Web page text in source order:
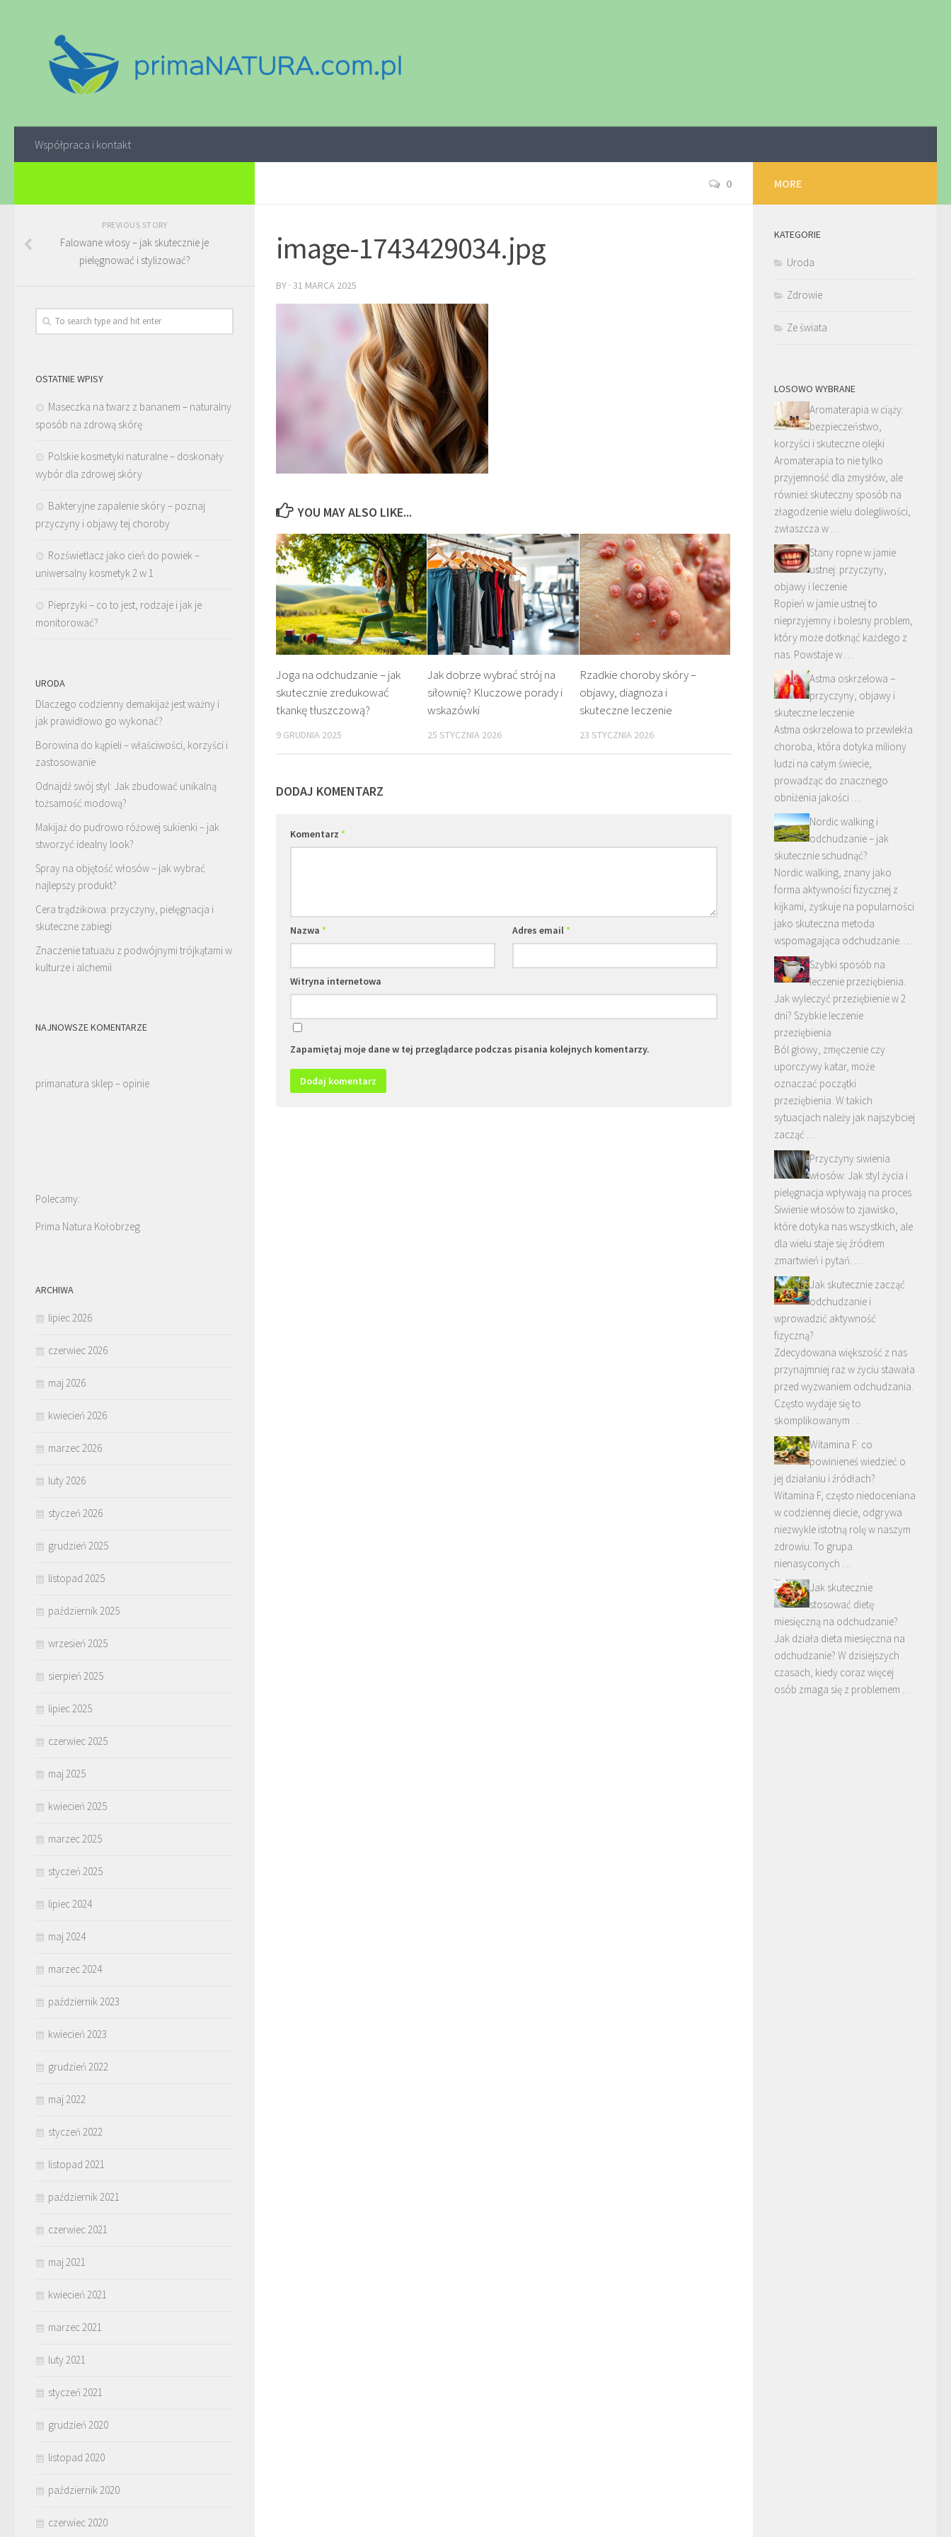
Współpraca i kontakt
0
image-1743429034.jpg
BY · 31 MARCA 2025
YOU MAY ALSO LIKE...
Joga na odchudzanie – jak
skutecznie zredukować
tkankę tłuszczową?
9 GRUDNIA 2025
Jak dobrze wybrać strój na
siłownię? Kluczowe porady i
wskazówki
25 STYCZNIA 2026
Rzadkie choroby skóry –
objawy, diagnoza i
skuteczne leczenie
23 STYCZNIA 2026
DODAJ KOMENTARZ
Komentarz *
Nazwa * Adres email*
Witryna internetowa
Zapamiętaj moje dane w tej przeglądarce podczas pisania kolejnych komentarzy.
PREVIOUS STORY
Falowane włosy – jak skutecznie je
pielęgnować i stylizować?
OSTATNIE WPISY
Maseczka na twarz z bananem – naturalny
sposób na zdrową skórę
Polskie kosmetyki naturalne – doskonały
wybór dla zdrowej skóry
Bakteryjne zapalenie skóry – poznaj
przyczyny i objawy tej choroby
Rozświetlacz jako cień do powiek –
uniwersalny kosmetyk 2 w 1
Pieprzyki – co to jest, rodzaje i jak je
monitorować?
URODA
Dlaczego codzienny demakijaż jest ważny i
jak prawidłowo go wykonać?
Borowina do kąpieli – właściwości, korzyści i
zastosowanie
Odnajdź swój styl: Jak zbudować unikalną
tożsamość modową?
Makijaż do pudrowo różowej sukienki – jak
stworzyć idealny look?
Spray na objętość włosów – jak wybrać
najlepszy produkt?
Cera trądzikowa: przyczyny, pielęgnacja i
skuteczne zabiegi
Znaczenie tatuażu z podwójnymi trójkątami w
kulturze i alchemii
NAJNOWSZE KOMENTARZE
primanatura sklep – opinie
Polecamy:
Prima Natura Kołobrzeg
ARCHIWA
lipiec 2026
czerwiec 2026
maj 2026
kwiecień 2026
marzec 2026
luty 2026
styczeń 2026
grudzień 2025
listopad 2025
październik 2025
wrzesień 2025
sierpień 2025
lipiec 2025
czerwiec 2025
maj 2025
kwiecień 2025
marzec 2025
styczeń 2025
lipiec 2024
maj 2024
marzec 2024
październik 2023
kwiecień 2023
grudzień 2022
maj 2022
styczeń 2022
listopad 2021
październik 2021
czerwiec 2021
maj 2021
kwiecień 2021
marzec 2021
luty 2021
styczeń 2021
grudzień 2020
listopad 2020
październik 2020
czerwiec 2020
MORE
KATEGORIE
Uroda
Zdrowie
Ze świata
LOSOWO WYBRANE
Aromaterapia w ciąży:
bezpieczeństwo,
korzyści i skuteczne olejki
Aromaterapia to nie tylko
przyjemność dla zmysłów, ale
również skuteczny sposób na
złagodzenie wielu dolegliwości,
zwłaszcza w …
Stany ropne w jamie
ustnej: przyczyny,
objawy i leczenie
Ropień w jamie ustnej to
nieprzyjemny i bolesny problem,
który może dotknąć każdego z
nas. Powstaje w …
Astma oskrzelowa –
przyczyny, objawy i
skuteczne leczenie
Astma oskrzelowa to przewlekła
choroba, która dotyka miliony
ludzi na całym świecie,
prowadząc do znacznego
obniżenia jakości …
Nordic walking i
odchudzanie – jak
skutecznie schudnąć?
Nordic walking, znany jako
forma aktywności fizycznej z
kijkami, zyskuje na popularności
jako skuteczna metoda
wspomagająca odchudzanie. …
Szybki sposób na
leczenie przeziębienia.
Jak wyleczyć przeziębienie w 2
dni? Szybkie leczenie
przeziębienia
Ból głowy, zmęczenie czy
uporczywy katar, może
oznaczać początki
przeziębienia. W takich
sytuacjach należy jak najszybciej
zacząć …
Przyczyny siwienia
włosów: Jak styl życia i
pielęgnacja wpływają na proces
Siwienie włosów to zjawisko,
które dotyka nas wszystkich, ale
dla wielu staje się źródłem
zmartwień i pytań. …
Jak skutecznie zacząć
odchudzanie i
wprowadzić aktywność
fizyczną?
Zdecydowana większość z nas
przynajmniej raz w życiu stawała
przed wyzwaniem odchudzania.
Często wydaje się to
skomplikowanym …
Witamina F: co
powinieneś wiedzieć o
jej działaniu i źródłach?
Witamina F, często niedoceniana
w codziennej diecie, odgrywa
niezwykle istotną rolę w naszym
zdrowiu. To grupa
nienasyconych …
Jak skutecznie
stosować dietę
miesięczną na odchudzanie?
Jak działa dieta miesięczna na
odchudzanie? W dzisiejszych
czasach, kiedy coraz więcej
osób zmaga się z problemem …